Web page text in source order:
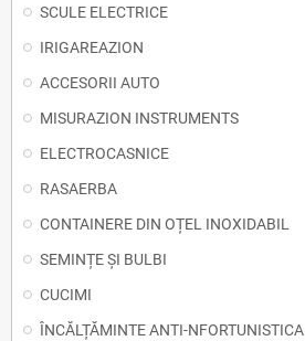
SCULE ELECTRICE
IRIGAREAZION
ACCESORII AUTO
MISURAZION INSTRUMENTS
ELECTROCASNICE
RASAERBA
CONTAINERE DIN OȚEL INOXIDABIL
SEMINȚE ȘI BULBI
CUCIMI
ÎNCĂLȚĂMINTE ANTI-NFORTUNISTICA